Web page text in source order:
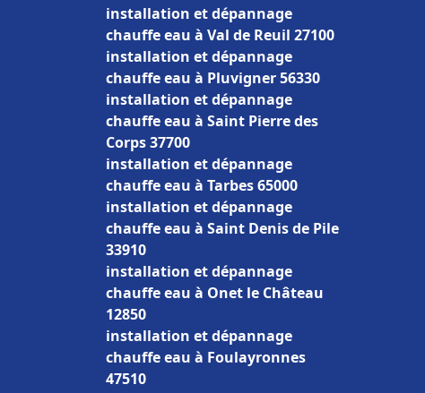
installation et dépannage
chauffe eau à Val de Reuil 27100
installation et dépannage
chauffe eau à Pluvigner 56330
installation et dépannage
chauffe eau à Saint Pierre des
Corps 37700
installation et dépannage
chauffe eau à Tarbes 65000
installation et dépannage
chauffe eau à Saint Denis de Pile
33910
installation et dépannage
chauffe eau à Onet le Château
12850
installation et dépannage
chauffe eau à Foulayronnes
47510